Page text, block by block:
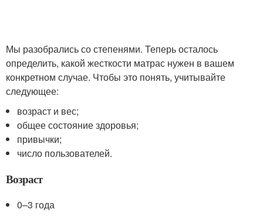
Мы разобрались со степенями. Теперь осталось
определить, какой жесткости матрас нужен в вашем
конкретном случае. Чтобы это понять, учитывайте
следующее:
возраст и вес;
общее состояние здоровья;
привычки;
число пользователей.
Возраст
0–3 года